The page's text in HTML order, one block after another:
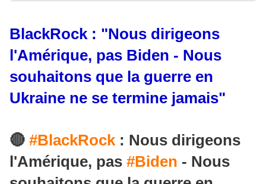
BlackRock : "Nous dirigeons
l'Amérique, pas Biden - Nous
souhaitons que la guerre en
Ukraine ne se termine jamais"
🔴 #BlackRock: Nous dirigeons
l'Amérique, pas #Biden - Nous